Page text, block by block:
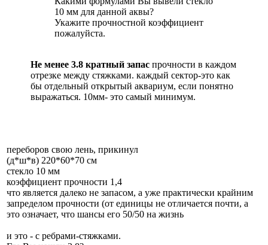
10 мм для данной аквы?
Укажите прочностной коэффициент
пожалуйста.
Не менее 3.8 кратный запас прочности в каждом
отрезке между стяжками. каждый сектор-это как
бы отдельный открытый аквариум, если понятно
выражаться. 10мм- это самый минимум.
переборов свою лень, прикинул
(д*ш*в) 220*60*70 см
стекло 10 мм
коэффициент прочности 1,4
что является далеко не запасом, а уже практически крайним
запределом прочности (от единицы не отличается почти, а
это означает, что шансы его 50/50 на жизнь
и это - с ребрами-стяжками.